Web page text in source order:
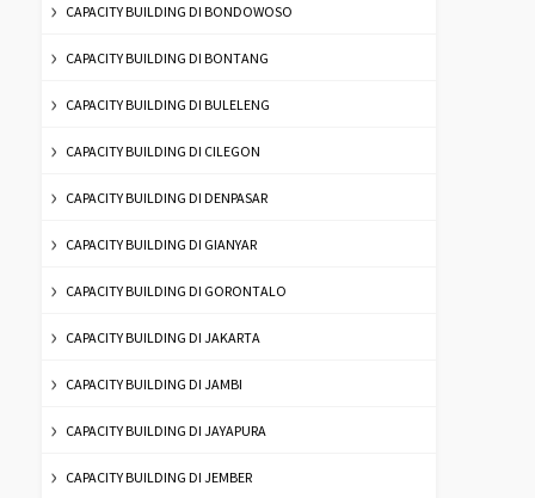
CAPACITY BUILDING DI BONDOWOSO
CAPACITY BUILDING DI BONTANG
CAPACITY BUILDING DI BULELENG
CAPACITY BUILDING DI CILEGON
CAPACITY BUILDING DI DENPASAR
CAPACITY BUILDING DI GIANYAR
CAPACITY BUILDING DI GORONTALO
CAPACITY BUILDING DI JAKARTA
CAPACITY BUILDING DI JAMBI
CAPACITY BUILDING DI JAYAPURA
CAPACITY BUILDING DI JEMBER